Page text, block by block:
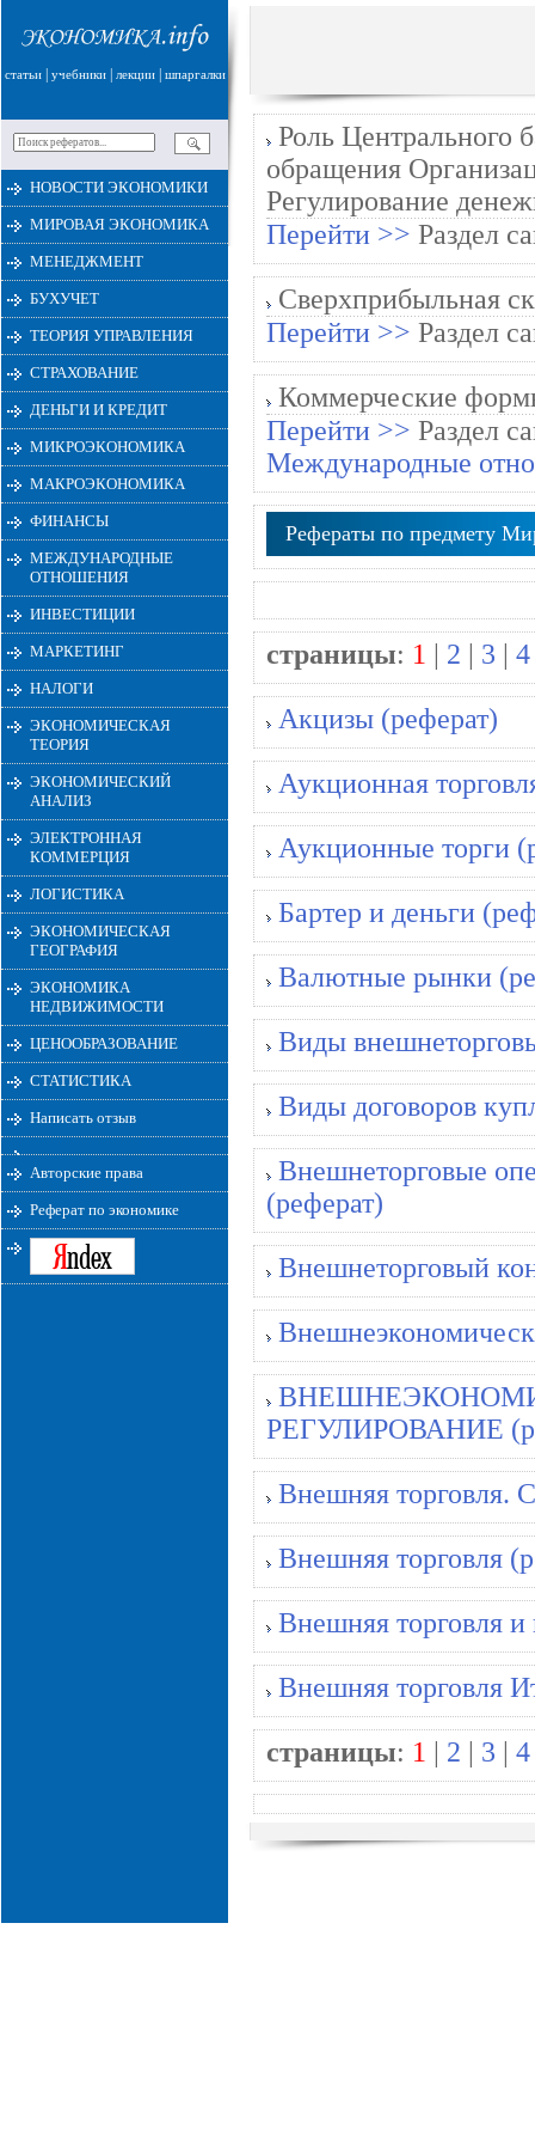
статьи| учебники| лекции| шпаргалки
НОВОСТИ ЭКОНОМИКИ
МИРОВАЯ ЭКОНОМИКА
МЕНЕДЖМЕНТ
БУХУЧЕТ
ТЕОРИЯ УПРАВЛЕНИЯ
СТРАХОВАНИЕ
ДЕНЬГИ И КРЕДИТ
МИКРОЭКОНОМИКА
МАКРОЭКОНОМИКА
ФИНАНСЫ
МЕЖДУНАРОДНЫЕ
ОТНОШЕНИЯ
ИНВЕСТИЦИИ
МАРКЕТИНГ
НАЛОГИ
ЭКОНОМИЧЕСКАЯ
ТЕОРИЯ
ЭКОНОМИЧЕСКИЙ
АНАЛИЗ
ЭЛЕКТРОННАЯ
КОММЕРЦИЯ
ЛОГИСТИКА
ЭКОНОМИЧЕСКАЯ
ГЕОГРАФИЯ
ЭКОНОМИКА
НЕДВИЖИМОСТИ
ЦЕНООБРАЗОВАНИЕ
СТАТИСТИКА
Написать отзыв
Авторские права
Реферат по экономике
Роль Центрального
обращения
Регулирование
Перейти >> Раздел
Сверхприбыльная
Перейти >> Раздел
Коммерческие
Перейти >> Раздел
Международные
Рефераты по предмету
страницы: 1 | 2 | 3 | 4
Акцизы (реферат)
Аукционная
Аукционные торги
Бартер и деньги
Валютные рынки
Виды
Виды договоров
Внешнеторговые
(реферат)
Внешнеторговый
РЕГУЛИРОВАНИЕ
Внешняя торговля.
Внешняя торговля
Внешняя торговля и
Внешняя торговля
страницы: 1 | 2 | 3 | 4